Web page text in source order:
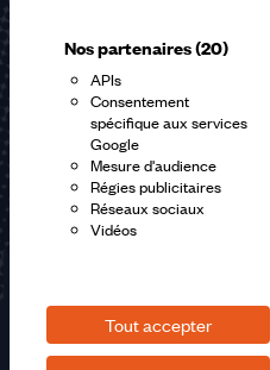
Nos partenaires(20)
APIs
Consentement
spécifique aux services
Google
Mesure d'audience
Régies publicitaires
Réseaux sociaux
Vidéos
Tout accepter
En m'inscrivant à la newsletter,
lapolitique de